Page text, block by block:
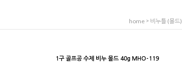
home > 비누틀 (몰드)
1구 골프공 수제 비누 몰드 40g MHO-119